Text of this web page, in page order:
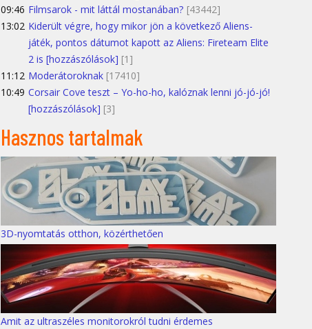
09:46 Filmsarok - mit láttál mostanában? [43442]
13:02 Kiderült végre, hogy mikor jön a következő Aliens-
játék, pontos dátumot kapott az Aliens: Fireteam Elite
2 is [hozzászólások] [1]
11:12 Moderátoroknak [17410]
10:49 Corsair Cove teszt – Yo-ho-ho, kalóznak lenni jó-jó-jó!
[hozzászólások] [3]
Hasznos tartalmak
3D-nyomtatás otthon, közérthetően
Amit az ultraszéles monitorokról tudni érdemes